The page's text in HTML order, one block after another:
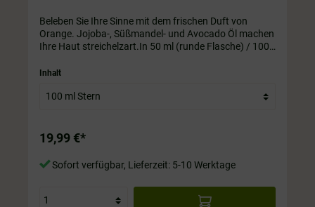
Beleben Sie Ihre Sinne mit dem frischen Duft von
Orange. Jojoba-, Süßmandel- und Avocado Öl machen
Ihre Haut streichelzart.In 50 ml (runde Flasche) / 100
Flasche ist immer im Preis mit drin.
Inhalt
19,99 €*
Sofort verfügbar, Lieferzeit: 5-10 Werktage